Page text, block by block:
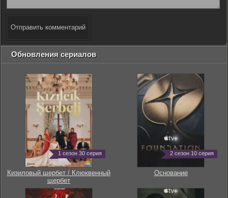
Отправить комментарий
Обновления сериалов
1 сезон 30 серия
Кизиловый щербет / Клюквенный
щербет
2 сезон 10 серия
Основание